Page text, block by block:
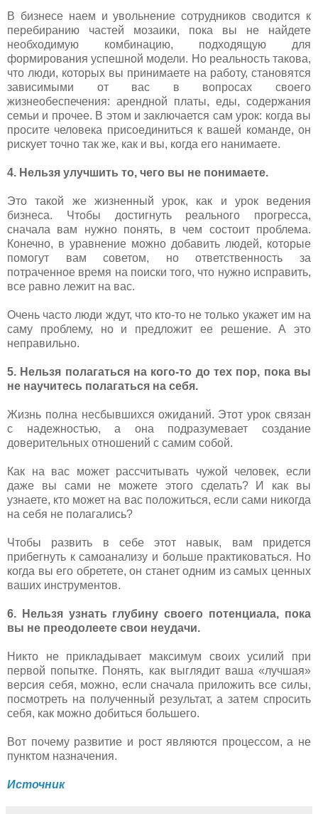
В бизнесе наем и увольнение сотрудников сводится к
перебиранию частей мозаики, пока вы не найдете
необходимую комбинацию, подходящую для
формирования успешной модели. Но реальность такова,
что люди, которых вы принимаете на работу, становятся
зависимыми от вас в вопросах своего
жизнеобеспечения: арендной платы, еды, содержания
семьи и прочее. В этом и заключается сам урок: когда вы
просите человека присоединиться к вашей команде, он
рискует точно так же, как и вы, когда его нанимаете.
4. Нельзя улучшить то, чего вы не понимаете.
Это такой же жизненный урок, как и урок ведения
бизнеса. Чтобы достигнуть реального прогресса,
сначала вам нужно понять, в чем состоит проблема.
Конечно, в уравнение можно добавить людей, которые
помогут вам советом, но ответственность за
потраченное время на поиски того, что нужно исправить,
все равно лежит на вас.
Очень часто люди ждут, что кто-то не только укажет им на
саму проблему, но и предложит ее решение. А это
неправильно.
5. Нельзя полагаться на кого-то до тех пор, пока вы
не научитесь полагаться на себя.
Жизнь полна несбывшихся ожиданий. Этот урок связан
с надежностью, а она подразумевает создание
доверительных отношений с самим собой.
Как на вас может рассчитывать чужой человек, если
даже вы сами не можете этого сделать? И как вы
узнаете, кто может на вас положиться, если сами никогда
на себя не полагались?
Чтобы развить в себе этот навык, вам придется
прибегнуть к самоанализу и больше практиковаться. Но
когда вы его обретете, он станет одним из самых ценных
ваших инструментов.
6. Нельзя узнать глубину своего потенциала, пока
вы не преодолеете свои неудачи.
Никто не прикладывает максимум своих усилий при
первой попытке. Понять, как выглядит ваша «лучшая»
версия себя, можно, если сначала приложить все силы,
посмотреть на полученный результат, а затем спросить
себя, как можно добиться большего.
Вот почему развитие и рост являются процессом, а не
пунктом назначения.
Источник